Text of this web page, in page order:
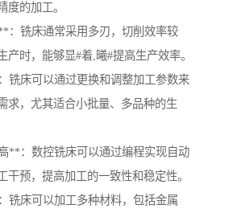
度的加工。
：铣床通常采用多刃，切削效率较
产时，能够显#着,曦#提高生产效率。
铣床可以通过更换和调整加工参数来
求，尤其适合小批量、多品种的生
**：数控铣床可以通过编程实现自动
干预，提高加工的一致性和稳定性。
铣床可以加工多种材料，包括金属